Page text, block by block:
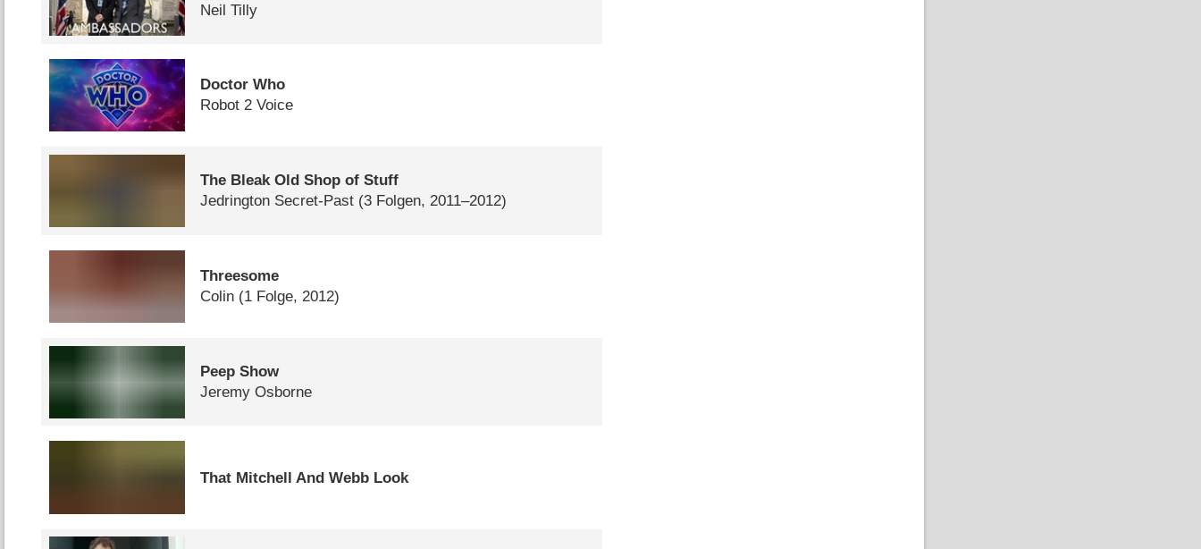
Neil Tilly
Doctor Who
Robot 2 Voice
The Bleak Old Shop of Stuff
Jedrington Secret-Past (3 Folgen, 2011–2012)
Threesome
Colin (1 Folge, 2012)
Peep Show
Jeremy Osborne
That Mitchell And Webb Look